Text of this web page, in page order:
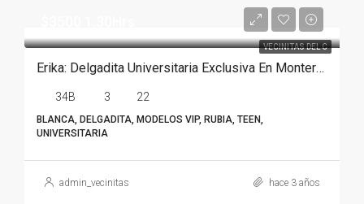
VECINITAS DEL C
Erika: Delgadita Universitaria Exclusiva En Monterrey
34B 3 22
BLANCA, DELGADITA, MODELOS VIP, RUBIA, TEEN,
UNIVERSITARIA
admin_vecinitas hace 3 años